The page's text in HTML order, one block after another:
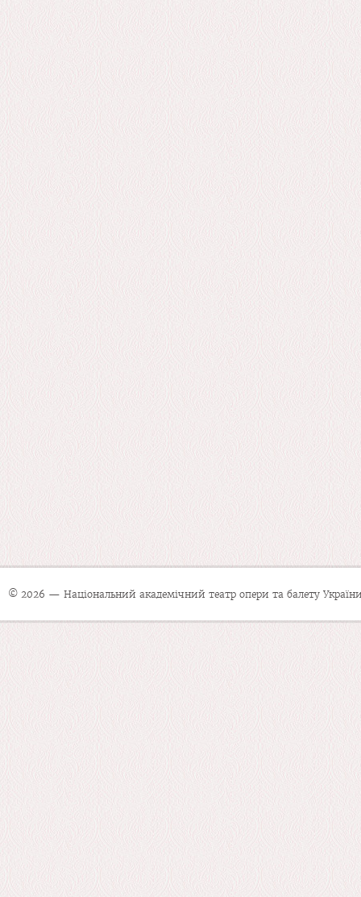
© 2026 — Національний академічний театр опери та балету